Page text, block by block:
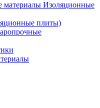
Изоляционные
плиты)